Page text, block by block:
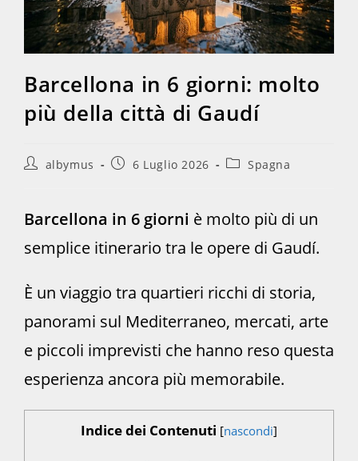
Barcellona in 6 giorni: molto
più della città di Gaudí
Autorealbymus
Articolo6 Luglio 2026
Categoria
Spagna
Barcellona in 6 giorni è molto più di un
semplice itinerario tra le opere di Gaudí.
È un viaggio tra quartieri ricchi di storia,
panorami sul Mediterraneo, mercati, arte
e piccoli imprevisti che hanno reso questa
esperienza ancora più memorabile.
Indice dei Contenuti [nascondi]